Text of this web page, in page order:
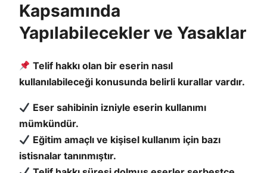
Kapsamında
Yapılabilecekler ve Yasaklar
Telif hakkı olan bir eserin nasıl
kullanılabileceği konusunda belirli kurallar vardır.
Eser sahibinin izniyle eserin kullanımı
mümkündür.
Eğitim amaçlı ve kişisel kullanım için bazı
istisnalar tanınmıştır.